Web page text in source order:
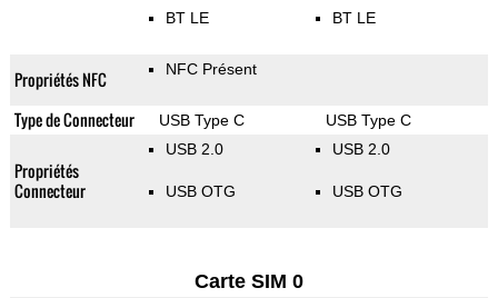
BT LE BT LE
Propriétés NFC NFC Présent
Type de Connecteur USB Type C USB Type C
Propriétés
Connecteur
USB 2.0
USB OTG
USB 2.0
USB OTG
Carte SIM 0